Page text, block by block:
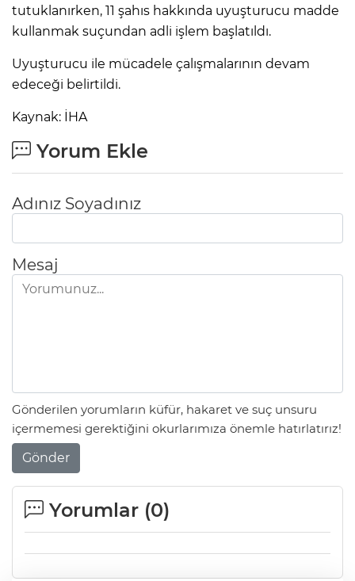
tutuklanırken, 11 şahıs hakkında uyuşturucu madde
kullanmak suçundan adli işlem başlatıldı.
Uyuşturucu ile mücadele çalışmalarının devam
edeceği belirtildi.
Kaynak: İHA
Yorum Ekle
Adınız Soyadınız
Mesaj
Gönderilen yorumların küfür, hakaret ve suç unsuru
içermemesi gerektiğini okurlarımıza önemle hatırlatırız!
Gönder
Yorumlar (0)